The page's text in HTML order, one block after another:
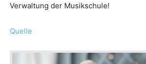
Verwaltung der Musikschule!
Quelle